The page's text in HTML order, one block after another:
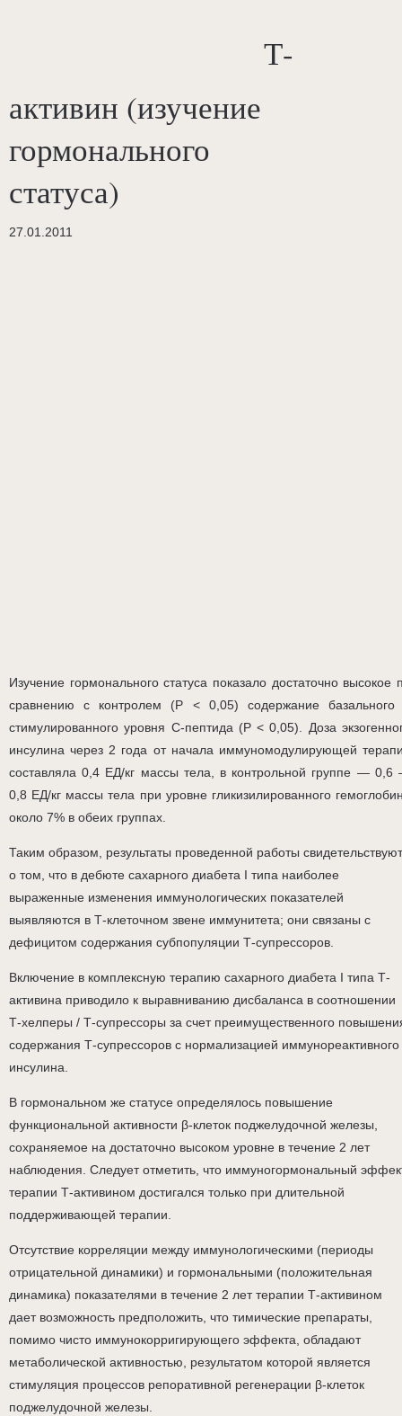
Т-
активин (изучение
гормонального
статуса)
27.01.2011
Изучение гормонального статуса показало достаточно высокое
сравнению с контролем (Р < 0,05) содержание базального
стимулированного уровня С-пептида (Р < 0,05). Доза
инсулина через 2 года от начала иммуномодулирующей
составляла 0,4 ЕД/кг массы тела, в контрольной группе —
0,8 ЕД/кг массы тела при уровне гликизилированного
около 7% в обеих группах.
Таким образом, результаты проведенной работы свидетельствуют
о том, что в дебюте сахарного диабета I типа наиболее
выраженные изменения иммунологических показателей
выявляются в Т-клеточном звене иммунитета; они связаны с
дефицитом содержания субпопуляции Т-супрессоров.
Включение в комплексную терапию сахарного диабета I типа Т-
активина приводило к выравниванию дисбаланса в соотношении
Т-хелперы / Т-супрессоры за счет преимущественного
содержания Т-супрессоров с нормализацией иммунореактивного
инсулина.
В гормональном же статусе определялось повышение
функциональной активности β-клеток поджелудочной железы,
сохраняемое на достаточно высоком уровне в течение 2 лет
наблюдения. Следует отметить, что иммуногормональный
терапии Т-активином достигался только при длительной
поддерживающей терапии.
Отсутствие корреляции между иммунологическими (периоды
отрицательной динамики) и гормональными (положительная
динамика) показателями в течение 2 лет терапии Т-активином
дает возможность предположить, что тимические препараты,
помимо чисто иммунокорригирующего эффекта, обладают
метаболической активностью, результатом которой является
стимуляция процессов репоративной регенерации β-клеток
поджелудочной железы.